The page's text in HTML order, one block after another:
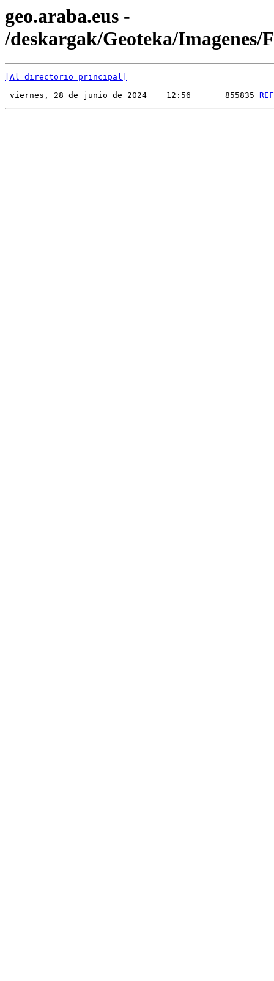
geo.araba.eus -
/deskargak/Geoteka/Imagenes/
[Al directorio principal]
viernes, 28 de junio de 2024    12:56       855835